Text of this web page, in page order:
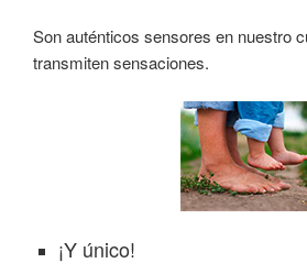
Son auténticos sensores en nuestro
transmiten sensaciones.
¡Y único!